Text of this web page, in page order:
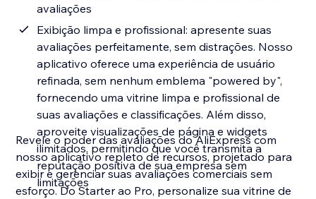
avaliações
Exibição limpa e profissional: apresente suas
avaliações perfeitamente, sem distrações. Nosso
aplicativo oferece uma experiência de usuário
refinada, sem nenhum emblema "powered by",
fornecendo uma vitrine limpa e profissional de
suas avaliações e classificações. Além disso,
aproveite visualizações de página e widgets
ilimitados, permitindo que você transmita a
reputação positiva de sua empresa sem
limitações
Revele o poder das avaliações do AliExpress com
nosso aplicativo repleto de recursos, projetado para
exibir e gerenciar suas avaliações comerciais sem
esforço. Do Starter ao Pro, personalize sua vitrine de